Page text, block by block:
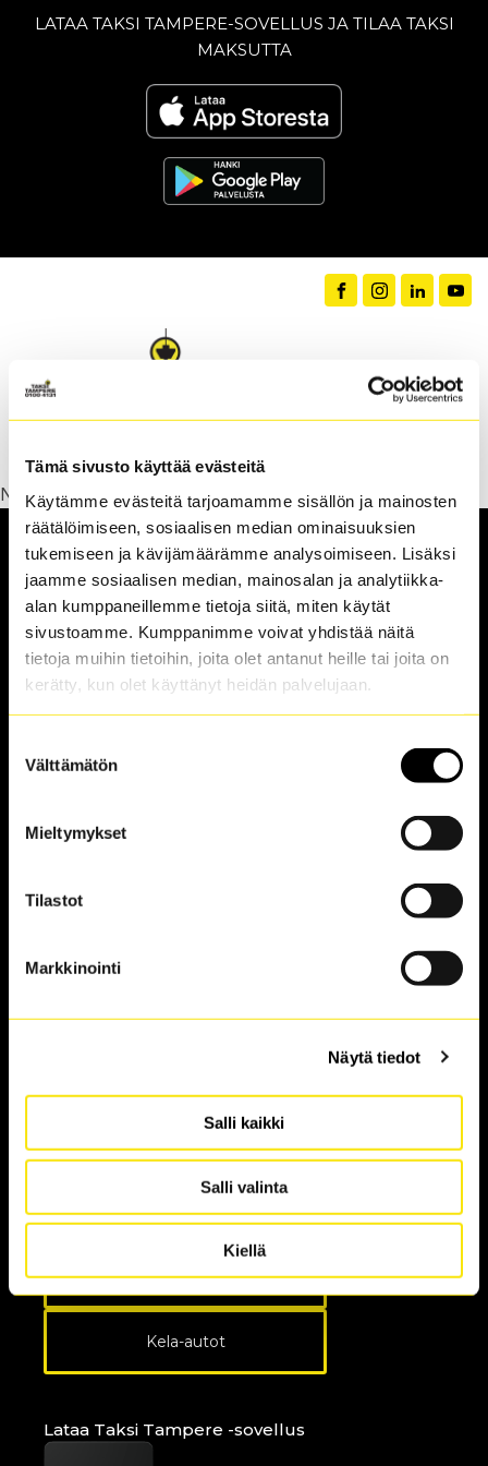
Tämä sivusto käyttää evästeitä
Käytämme evästeitä tarjoamamme sisällön ja mainosten
räätälöimiseen, sosiaalisen median ominaisuuksien
tukemiseen ja kävijämäärämme analysoimiseen. Lisäksi
jaamme sosiaalisen median, mainosalan ja analytiikka-
alan kumppaneillemme tietoja siitä, miten käytät
sivustoamme. Kumppanimme voivat yhdistää näitä
tietoja muihin tietoihin, joita olet antanut heille tai joita on
kerätty, kun olet käyttänyt heidän palvelujaan.
valinta
Välttämätön
Mieltymykset
Tilastot
Markkinointi
Näytä tiedot
Salli kaikki
Salli valinta
Kiellä
LATAA TAKSI TAMPERE-SOVELLUS JA TILAA TAKSI
MAKSUTTA
No listings found
Tampereen Aluetaksi Oy
Sammon valtatie 7
010 476 5600 (pvm/mpm)
Tietosuojaseloste
Saavutettavuus­seloste
Kuljettajille ja yrittäjille
Kela-autot
Lataa Taksi Tampere -sovellus